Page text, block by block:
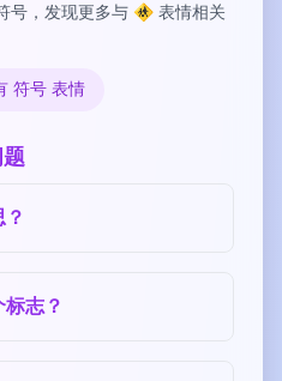
号，发现更多与 🚸 表情相关
符号 表情
志？